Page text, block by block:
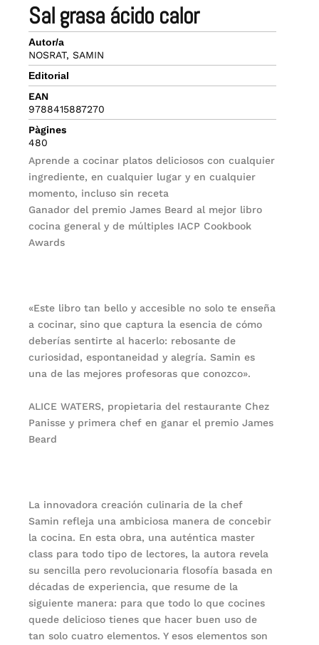
sal grasa ácido calor
Autor/a
NOSRAT, SAMIN
Editorial
EAN
9788415887270
Pàgines
480
Aprende a cocinar platos deliciosos con cualquier
ingrediente, en cualquier lugar y en cualquier
momento, incluso sin receta
Ganador del premio James Beard al mejor libro
cocina general y de múltiples IACP Cookbook
Awards
«Este libro tan bello y accesible no solo te enseña
a cocinar, sino que captura la esencia de cómo
deberías sentirte al hacerlo: rebosante de
curiosidad, espontaneidad y alegría. Samin es
una de las mejores profesoras que conozco».
ALICE WATERS, propietaria del restaurante Chez
Panisse y primera chef en ganar el premio James
Beard
La innovadora creación culinaria de la chef
Samin refleja una ambiciosa manera de concebir
la cocina. En esta obra, una auténtica master
class para todo tipo de lectores, la autora revela
su sencilla pero revolucionaria flosofía basada en
décadas de experiencia, que resume de la
siguiente manera: para que todo lo que cocines
quede delicioso tienes que hacer buen uso de
tan solo cuatro elementos. Y esos elementos son